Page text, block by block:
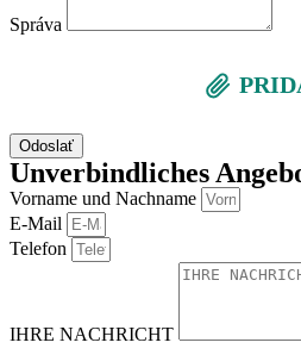
Správa
Odoslať
Unverbindliches
Vorname und Nachname
E-Mail
Telefon
IHRE NACHRICHT